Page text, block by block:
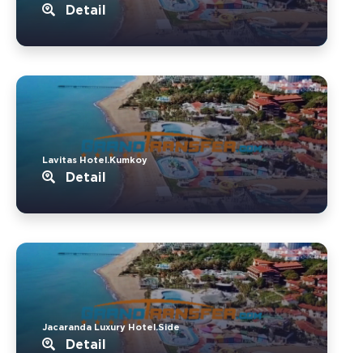
Detail
Lavitas Hotel.Kumkoy
Detail
Jacaranda Luxury Hotel.Side
Detail